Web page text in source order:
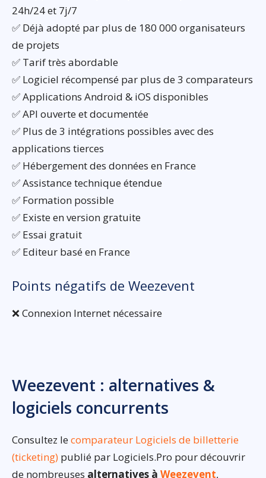
24h/24 et 7j/7
✅ Déjà adopté par plus de 180 000 organisateurs
de projets
✅ Tarif très abordable
✅ Logiciel récompensé par plus de 3 comparateurs
✅ Applications Android & iOS disponibles
✅ API ouverte et documentée
✅ Plus de 3 intégrations possibles avec des
applications tierces
✅ Hébergement des données en France
✅ Assistance technique étendue
✅ Formation possible
✅ Existe en version gratuite
✅ Essai gratuit
✅ Editeur basé en France
Points négatifs de Weezevent
❌ Connexion Internet nécessaire
Weezevent : alternatives &
logiciels concurrents
Consultez lecomparateur Logiciels de billetterie
(ticketing) publié par Logiciels.Pro pour découvrir
de nombreuses alternatives à Weezevent,